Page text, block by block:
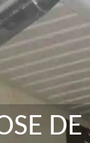
DE